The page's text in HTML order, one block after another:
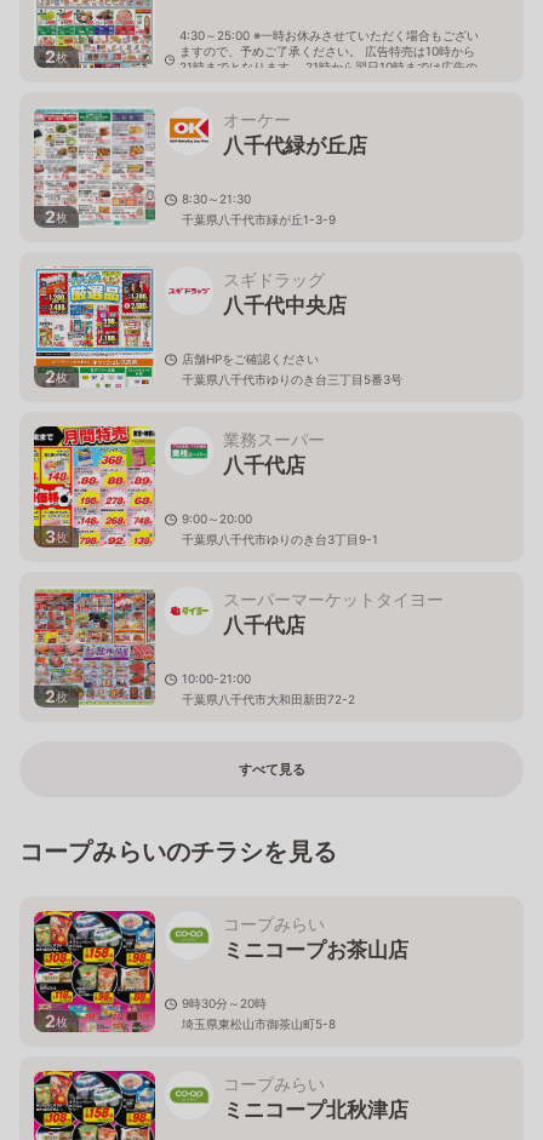
2枚
4:30～25:00 ※一時お休みさせていただく場合もござい
ますので、予めご了承ください。 広告特売は10時から
21時までとなります。 21時から翌日10時までは広告の
Ａビル 地下１階
2枚
オーケー
八千代緑が丘店
8:30～21:30
千葉県八千代市緑が丘1-3-9
2枚
スギドラッグ
八千代中央店
店舗HPをご確認ください
千葉県八千代市ゆりのき台三丁目5番3号
3枚
業務スーパー
八千代店
9:00～20:00
千葉県八千代市ゆりのき台3丁目9-1
2枚
スーパーマーケットタイヨー
八千代店
10:00-21:00
千葉県八千代市大和田新田72-2
すべて見る
コープみらいのチラシを見る
2枚
コープみらい
ミニコープお茶山店
9時30分～20時
埼玉県東松山市御茶山町5-8
コープみらい
ミニコープ北秋津店